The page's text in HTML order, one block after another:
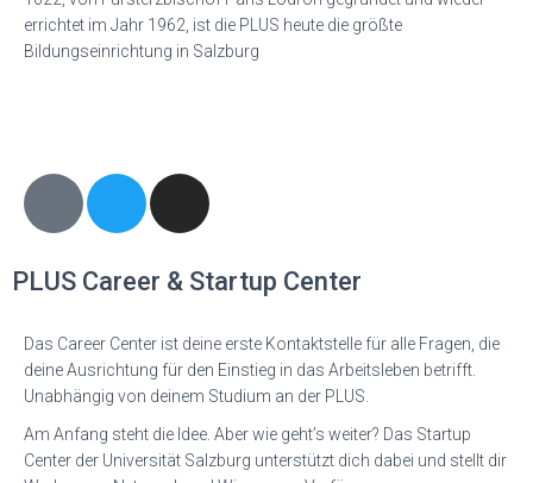
errichtet im Jahr 1962, ist die PLUS heute die größte
Bildungseinrichtung in Salzburg
PLUS Career & Startup Center
Das Career Center ist deine erste Kontaktstelle für alle Fragen, die
deine Ausrichtung für den Einstieg in das Arbeitsleben betrifft.
Unabhängig von deinem Studium an der PLUS.
Am Anfang steht die Idee. Aber wie geht’s weiter? Das Startup
Center der Universität Salzburg unterstützt dich dabei und stellt dir